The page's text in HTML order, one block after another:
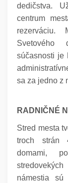
dedičstva.
centrum
rezerváciu.
Svetového
súčasnosti je
sa za jedno z
RADNIČNÉ
Stred mesta
troch strán
domami,
námestia sú